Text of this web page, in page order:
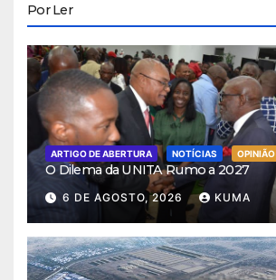
Por Ler
ARTIGO DE ABERTURA NOTÍCIAS OPINIÃO
O Dilema da UNITA Rumo a 2027
6 DE AGOSTO, 2026 KUMA